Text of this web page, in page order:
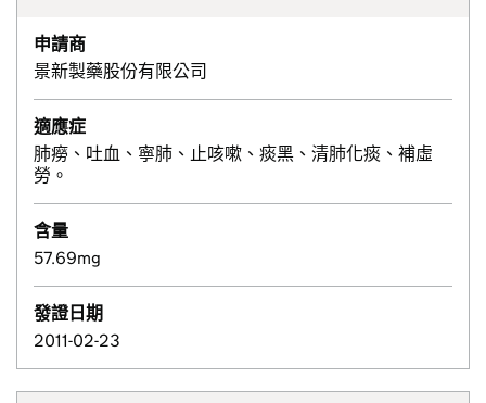
申請商
景新製藥股份有限公司
適應症
肺癆、吐血、寧肺、止咳嗽、痰黑、清肺化痰、補虛
勞。
含量
57.69mg
發證日期
2011-02-23